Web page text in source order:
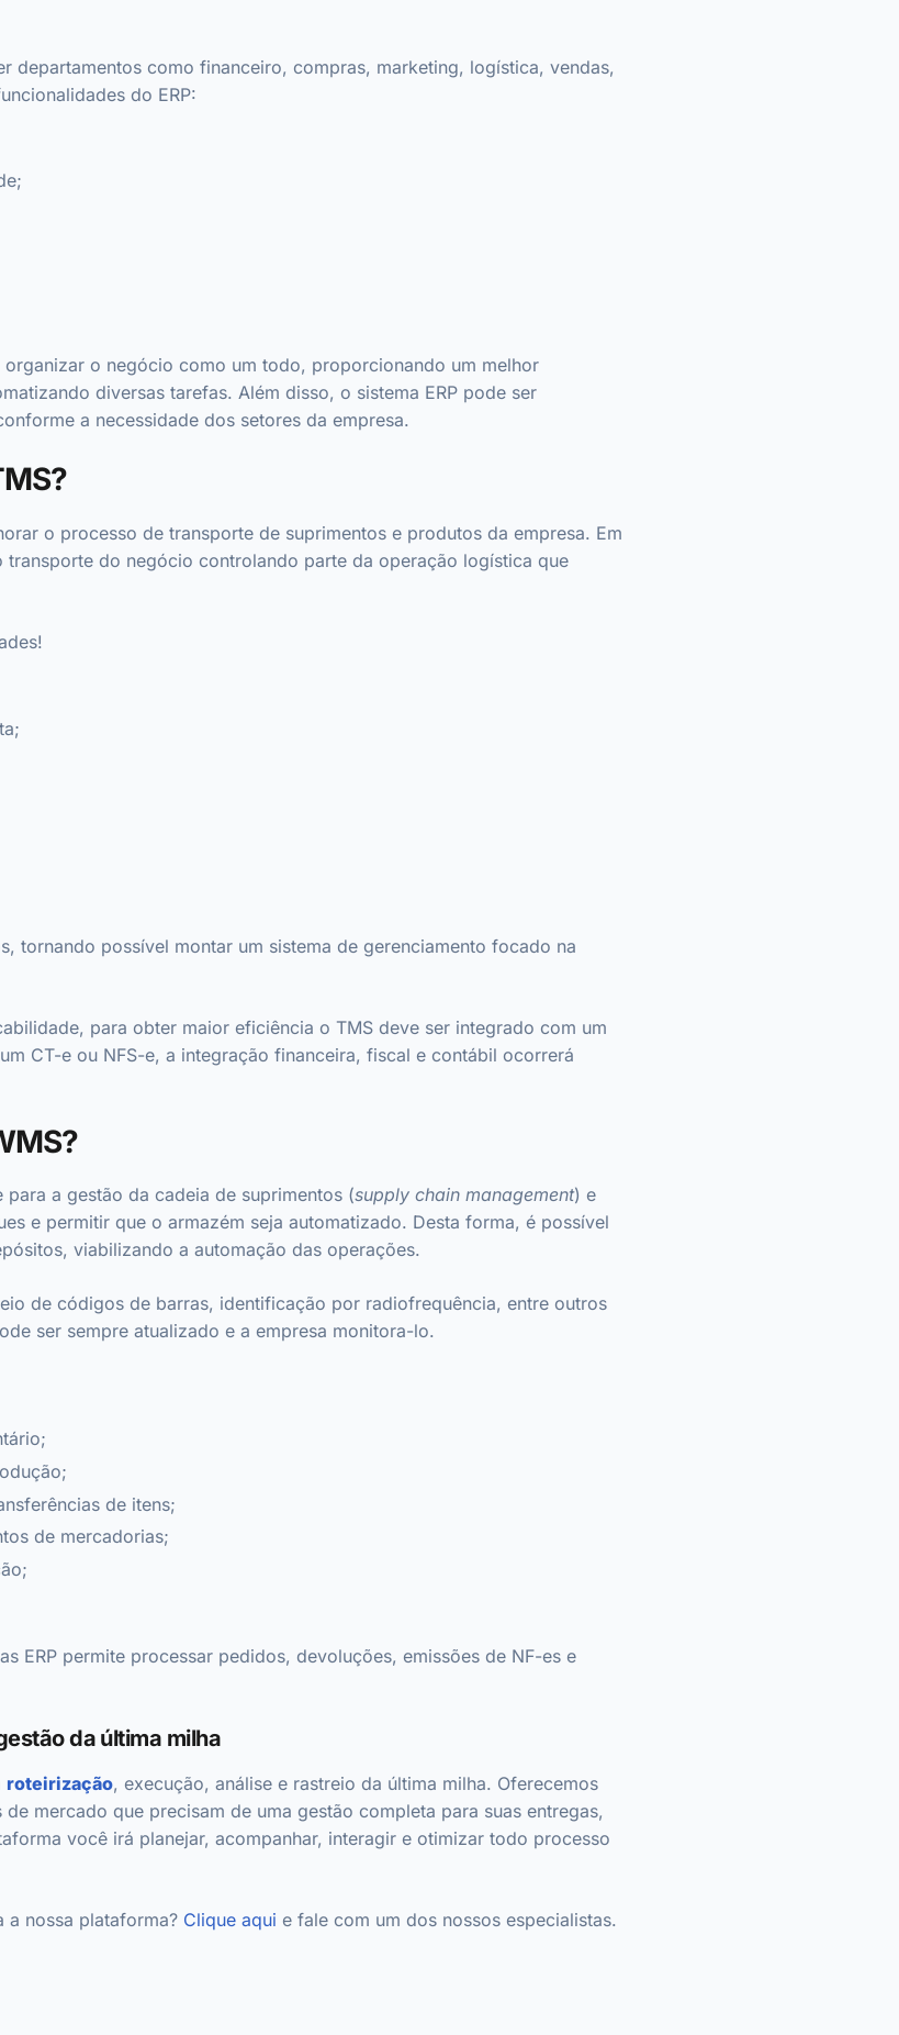
departamentos como financeiro, compras, marketing, logística, vendas,
do ERP:
o negócio como um todo, proporcionando um melhor
diversas tarefas. Além disso, o sistema ERP pode ser
a necessidade dos setores da empresa.
o processo de transporte de suprimentos e produtos da empresa. Em
do negócio controlando parte da operação logística que
tornando possível montar um sistema de gerenciamento focado na
para obter maior eficiência o TMS deve ser integrado com um
CT-e ou NFS-e, a integração financeira, fiscal e contábil ocorrerá
a gestão da cadeia de suprimentos (supply chain management) e
e permitir que o armazém seja automatizado. Desta forma, é possível
viabilizando a automação das operações.
de códigos de barras, identificação por radiofrequência, entre outros
ser sempre atualizado e a empresa monitora-lo.
de itens;
de mercadorias;
ERP permite processar pedidos, devoluções, emissões de NF-es e
da última milha
roteirização, execução, análise e rastreio da última milha. Oferecemos
mercado que precisam de uma gestão completa para suas entregas,
você irá planejar, acompanhar, interagir e otimizar todo processo
a nossa plataforma? Clique aqui e fale com um dos nossos especialistas.